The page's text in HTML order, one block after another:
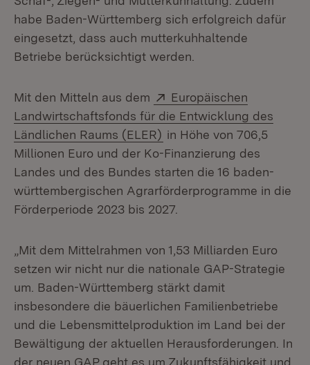
habe Baden-Württemberg sich erfolgreich dafür
eingesetzt, dass auch mutterkuhhaltende
Betriebe berücksichtigt werden.
Mit den Mitteln aus dem Extern:
Europäischen
Landwirtschaftsfonds für die Entwicklung des
Ländlichen Raums (ELER) (Öffnet in neuem Fenster)
in Höhe von 706,5
Millionen Euro und der Ko-Finanzierung des
Landes und des Bundes starten die 16 baden-
württembergischen Agrarförderprogramme in die
Förderperiode 2023 bis 2027.
„Mit dem Mittelrahmen von 1,53 Milliarden Euro
setzen wir nicht nur die nationale GAP-Strategie
um. Baden-Württemberg stärkt damit
insbesondere die bäuerlichen Familienbetriebe
und die Lebensmittelproduktion im Land bei der
Bewältigung der aktuellen Herausforderungen. In
der neuen GAP geht es um Zukunftsfähigkeit und